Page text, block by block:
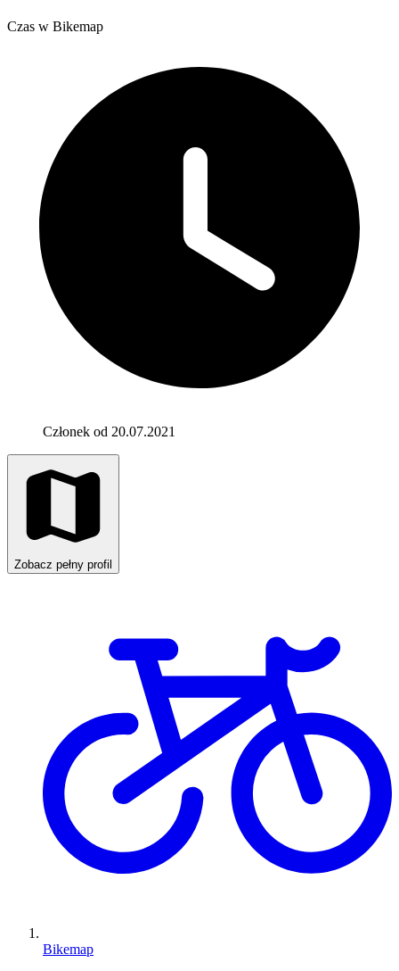
Czas w Bikemap
Członek od 20.07.2021
Zobacz pełny profil
Bikemap